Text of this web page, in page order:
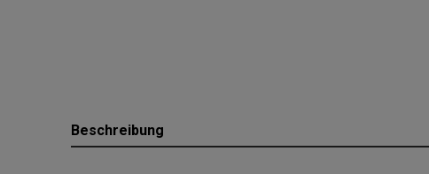
Beschreibung